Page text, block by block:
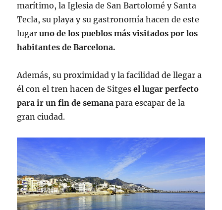
marítimo, la Iglesia de San Bartolomé y Santa
Tecla, su playa y su gastronomía hacen de este
lugaruno de los pueblos más visitados por los
habitantes de Barcelona.
Además, su proximidad y la facilidad de llegar a
él con el tren hacen de Sitgesel lugar perfecto
para ir un fin de semana para escapar de la
gran ciudad.